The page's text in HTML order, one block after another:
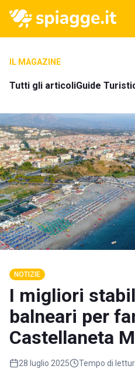
IL MAGAZINE
Tutti gli articoliGuide
NOTIZIE
I migliori
balneari per
Castellaneta
28 luglio 2025 Tempo di